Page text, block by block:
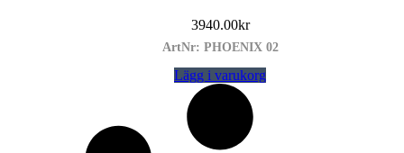
3940.00kr
ArtNr: PHOENIX 02
Lägg i varukorg